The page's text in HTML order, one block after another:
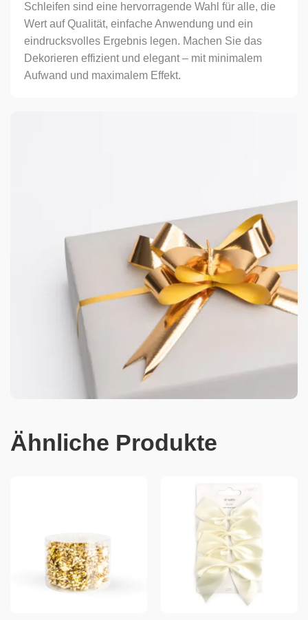
Schleifen sind eine hervorragende Wahl für alle, die
Wert auf Qualität, einfache Anwendung und ein
eindrucksvolles Ergebnis legen. Machen Sie das
Dekorieren effizient und elegant – mit minimalem
Aufwand und maximalem Effekt.
Ähnliche Produkte